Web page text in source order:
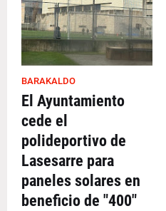
BARAKALDO
El Ayuntamiento
cede el
polideportivo de
Lasesarre para
paneles solares en
beneficio de "400"